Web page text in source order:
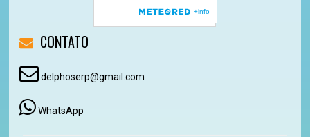
CONTATO
delphoserp@gmail.com
WhatsApp